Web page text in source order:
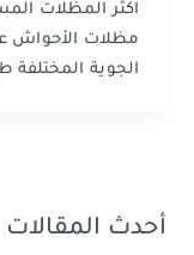
مظلات الأحواش
الجوية
أحدث المقالات